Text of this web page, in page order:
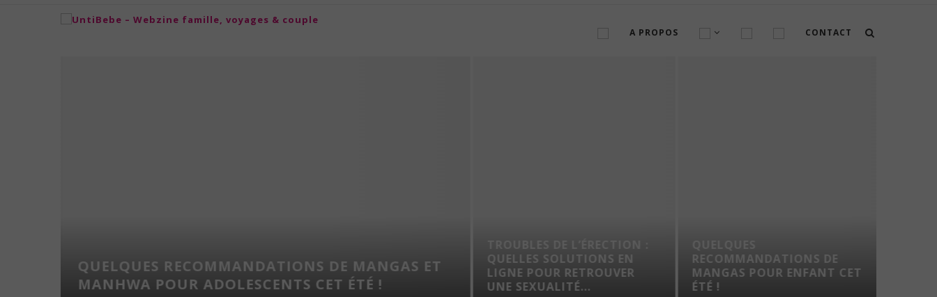
A PROPOS CONTACT
QUELQUES RECOMMANDATIONS DE MANGAS ET
MANHWA POUR ADOLESCENTS CET ÉTÉ !
QUELLES SOLUTIONS EN
LIGNE POUR RETROUVER
UNE SEXUALITÉ...
RECOMMANDATIONS DE
MANGAS POUR ENFANT CET
ÉTÉ !